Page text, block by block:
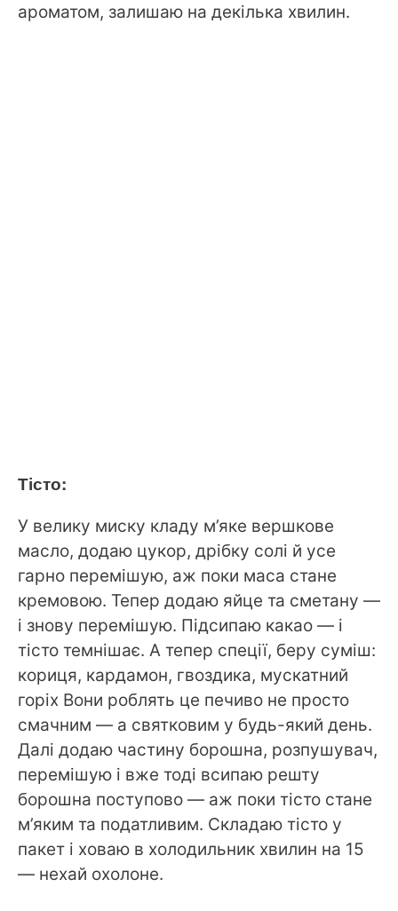
ароматом, залишаю на декілька хвилин.
Тісто:
У велику миску кладу м’яке вершкове
масло, додаю цукор, дрібку солі й усе
гарно перемішую, аж поки маса стане
кремовою. Тепер додаю яйце та сметану —
і знову перемішую. Підсипаю какао — і
тісто темнішає. А тепер спеції, беру суміш:
кориця, кардамон, гвоздика, мускатний
горіх Вони роблять це печиво не просто
смачним — а святковим у будь-який день.
Далі додаю частину борошна, розпушувач,
перемішую і вже тоді всипаю решту
борошна поступово — аж поки тісто стане
м’яким та податливим. Складаю тісто у
пакет і ховаю в холодильник хвилин на 15
— нехай охолоне.